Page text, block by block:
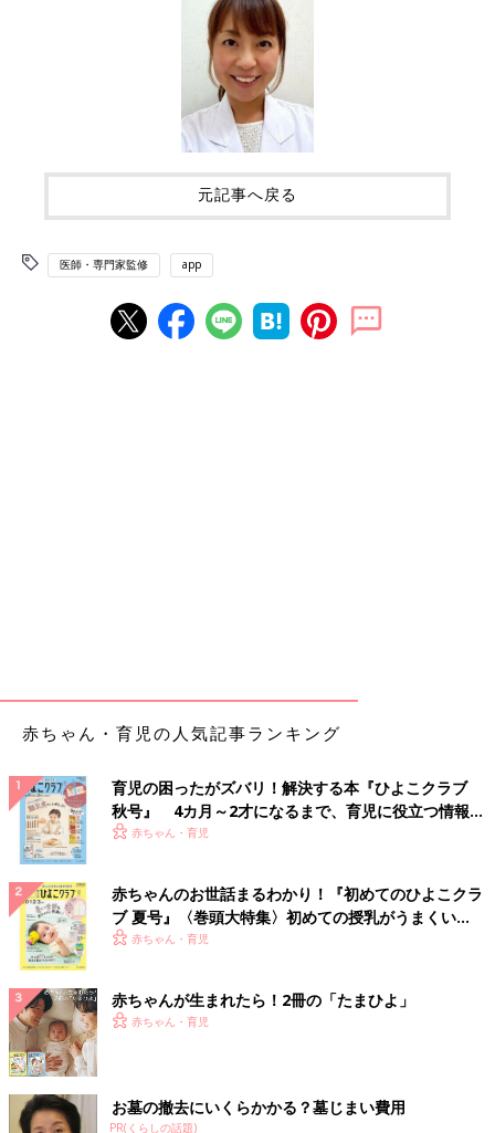
元記事へ戻る
医師・専門家監修 app
赤ちゃん・育児の人気記事ランキング
育児の困ったがズバリ！解決する本『ひよこクラブ
秋号』 4カ月～2才になるまで、育児に役立つ情報が
いっぱい！
赤ちゃん・育児
赤ちゃんのお世話まるわかり！『初めてのひよこクラ
ブ 夏号』〈巻頭大特集〉初めての授乳がうまくい
く！ おっぱい・ミルクの基本と夏のトラブル 解決テ
赤ちゃん・育児
赤ちゃんが生まれたら！2冊の「たまひよ」
赤ちゃん・育児
お墓の撤去にいくらかかる？墓じまい費用
PR(くらしの話題)